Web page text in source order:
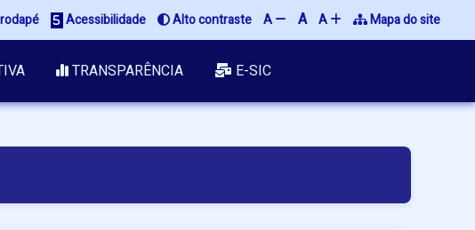
rodapé Acessibilidade Alto contraste A A A Mapa do site
TRANSPARÊNCIA E-SIC